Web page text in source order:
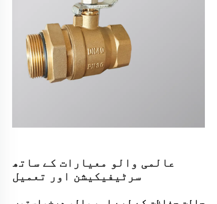
عالمی والو معیارات کے ساتھ
سرٹیفیکیشن اور تعمیل